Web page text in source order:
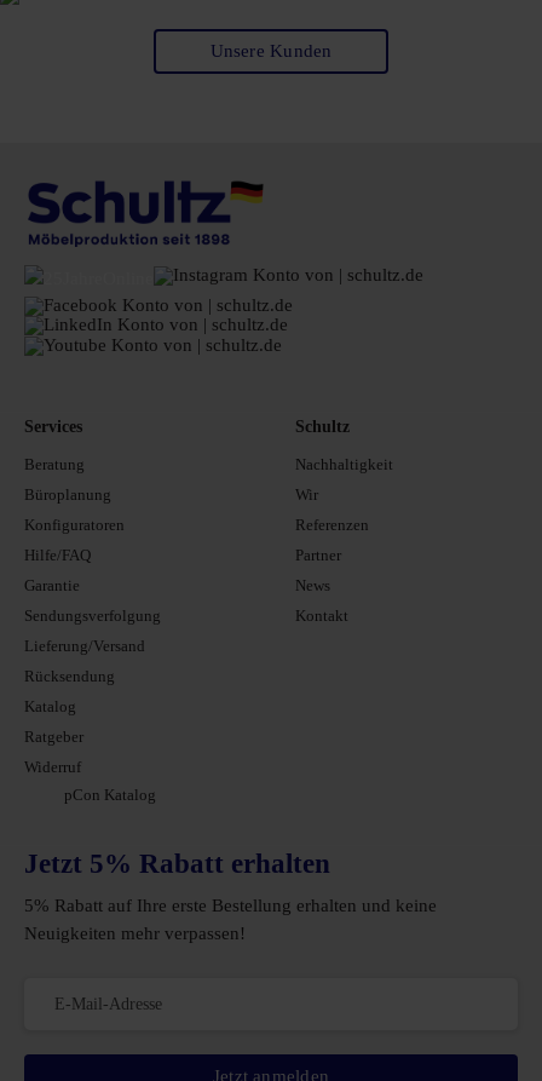
Unsere Kunden
Services
Beratung
Büroplanung
Konfiguratoren
Hilfe/FAQ
Garantie
Sendungsverfolgung
Lieferung/Versand
Rücksendung
Katalog
Ratgeber
Widerruf
pCon Katalog
Schultz
Nachhaltigkeit
Wir
Referenzen
Partner
News
Kontakt
Jetzt 5% Rabatt erhalten
5% Rabatt auf Ihre erste Bestellung erhalten und keine
Neuigkeiten mehr verpassen!
Jetzt anmelden